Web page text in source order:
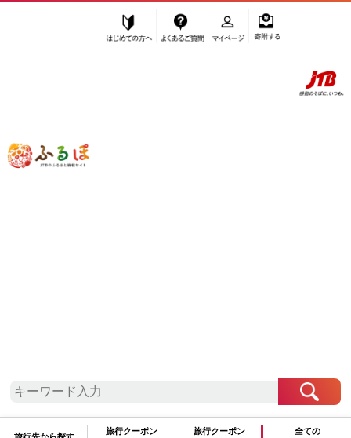
ふるぽ JTBのふるさと納税サイト
旅行クーポン
旅行クーポン
全ての
「ふるさと納税」TOP
ファッション
せん